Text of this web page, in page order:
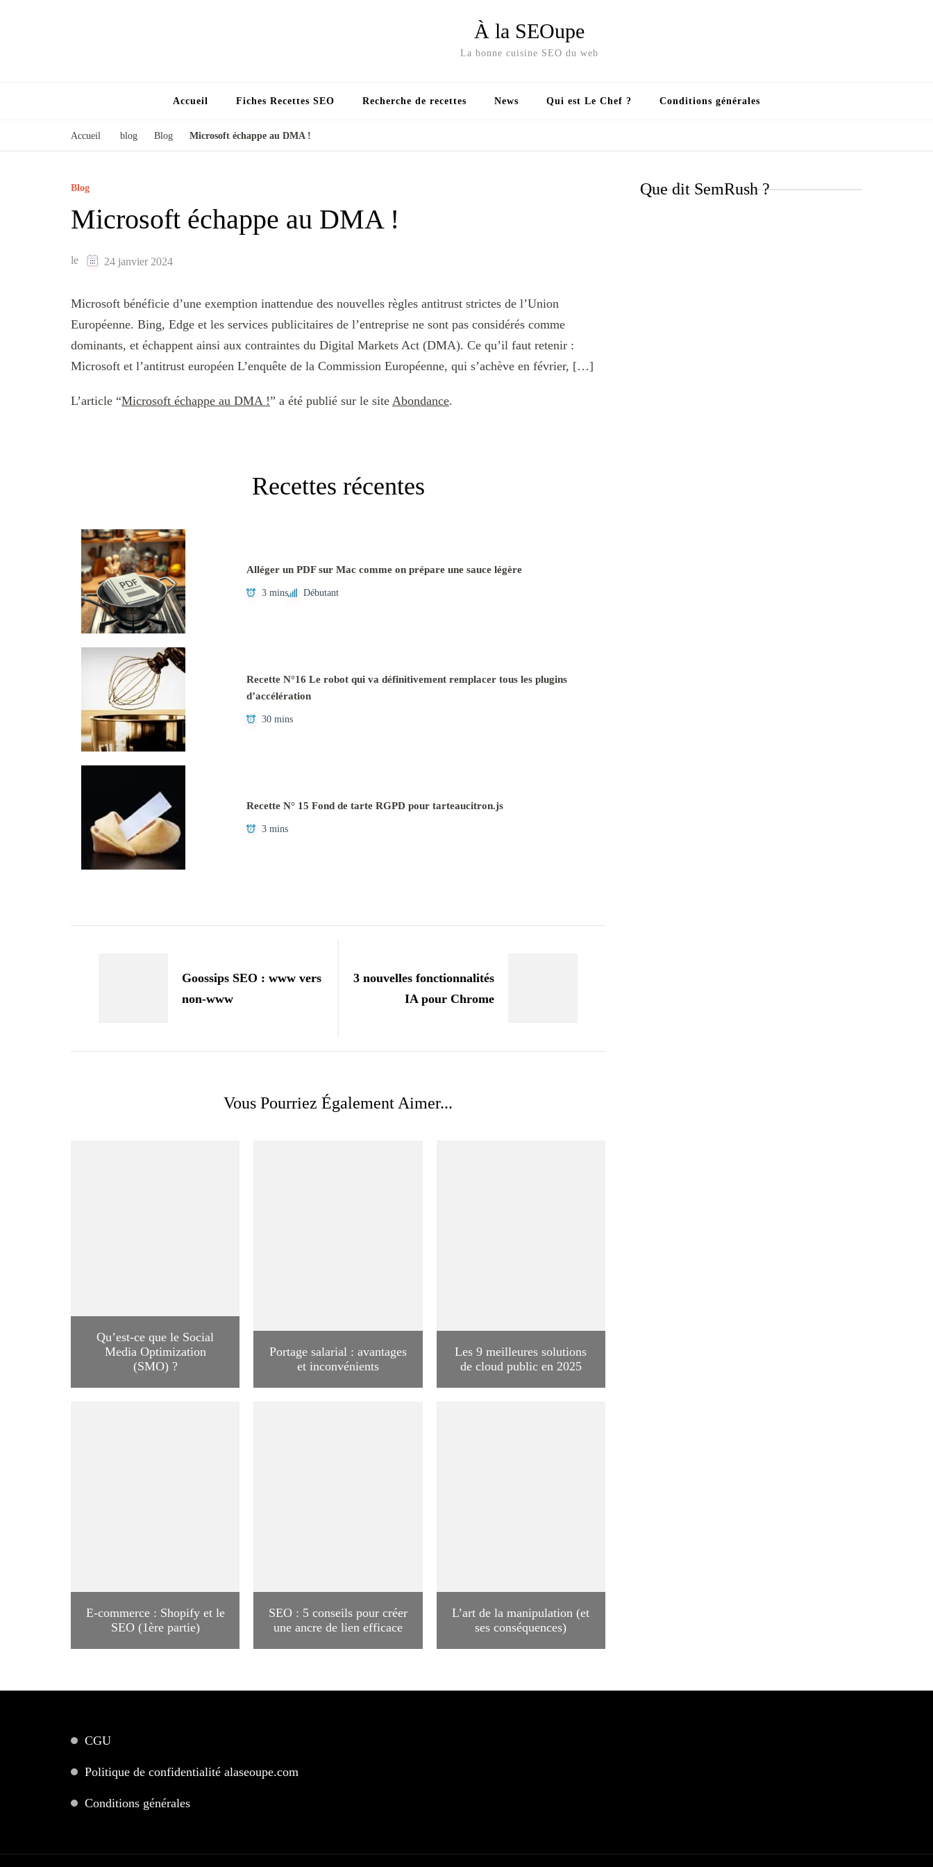
À la SEOupe
La bonne cuisine SEO du web
Accueil Fiches Recettes SEO Recherche de recettes News Qui est Le Chef ? Conditions générales
Accueil blog Blog Microsoft échappe au DMA !
Blog
Microsoft échappe au DMA !
le 24 janvier 2024
Microsoft bénéficie d’une exemption inattendue des nouvelles règles antitrust strictes de l’Union
Européenne. Bing, Edge et les services publicitaires de l’entreprise ne sont pas considérés comme
dominants, et échappent ainsi aux contraintes du Digital Markets Act (DMA). Ce qu’il faut retenir :
Microsoft et l’antitrust européen L’enquête de la Commission Européenne, qui s’achève en février, […]
L’article “Microsoft échappe au DMA !” a été publié sur le site Abondance.
Recettes récentes
Alléger un PDF sur Mac comme on prépare une sauce légère
3 mins Débutant
Recette N°16 Le robot qui va définitivement remplacer tous les plugins
d’accélération
30 mins
Recette N° 15 Fond de tarte RGPD pour tarteaucitron.js
3 mins
Goossips SEO : www vers
non-www
3 nouvelles fonctionnalités
IA pour Chrome
Vous Pourriez Également Aimer...
Qu’est-ce que le Social
Media Optimization
(SMO) ?
Portage salarial : avantages
et inconvénients
Les 9 meilleures solutions
de cloud public en 2025
E-commerce : Shopify et le
SEO (1ère partie)
SEO : 5 conseils pour créer
une ancre de lien efficace
L’art de la manipulation (et
ses conséquences)
Que dit SemRush ?
CGU
Politique de confidentialité alaseoupe.com
Conditions générales